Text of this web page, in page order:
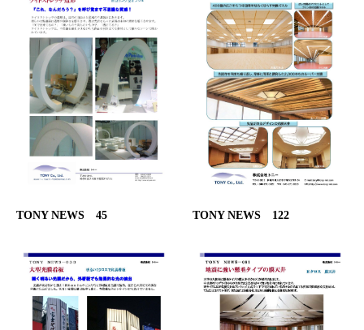
TONY NEWS 45 TONY NEWS 122